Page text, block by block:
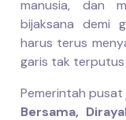
manusia, dan
bijaksana demi
harus terus
garis tak terputus
Pemerintah pusat
Bersama,